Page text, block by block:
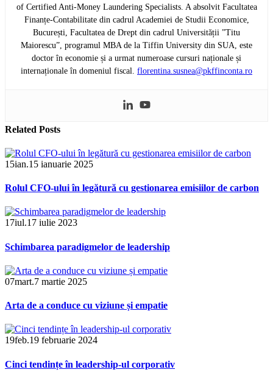
of Certified Anti-Money Laundering Specialists. A absolvit Facultatea
Finanțe-Contabilitate din cadrul Academiei de Studii Economice,
București, Facultatea de Drept din cadrul Universității ”Titu
Maiorescu”, programul MBA de la Tiffin University din SUA, este
doctor în economie și a urmat numeroase cursuri naționale și
internaționale în domeniul fiscal. florentina.susnea@pkffinconta.ro
Related Posts
15ian.15 ianuarie 2025
Rolul CFO-ului în legătură cu gestionarea emisiilor de carbon
17iul.17 iulie 2023
Schimbarea paradigmelor de leadership
07mart.7 martie 2025
Arta de a conduce cu viziune și empatie
19feb.19 februarie 2024
Cinci tendințe în leadership-ul corporativ